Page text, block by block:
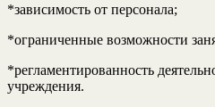
*зависимость от персонала;
*ограниченные возможности
*регламентированность
учреждения.